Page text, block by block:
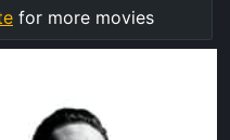
for more movies